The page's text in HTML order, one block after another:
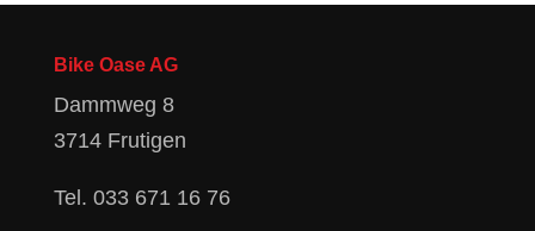
Bike Oase AG
Dammweg 8
3714 Frutigen
Tel. 033 671 16 76